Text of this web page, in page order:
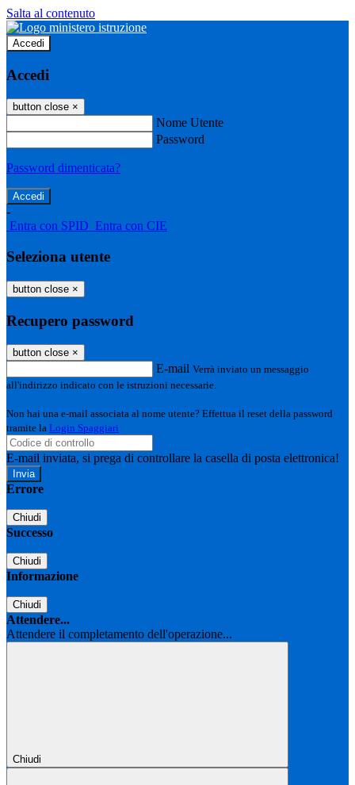
Salta al contenuto
Accedi
Accedi
button close ×
Nome Utente
Password
Password dimenticata?
-
Entra con SPID Entra con CIE
Seleziona utente
button close ×
Recupero password
button close ×
E-mail Verrà inviato un messaggio
all'indirizzo indicato con le istruzioni necessarie.
Non hai una e-mail associata al nome utente? Effettua il reset della password
tramite la Login Spaggiari
E-mail inviata, si prega di controllare la casella di posta elettronica!
Errore
Chiudi
Successo
Chiudi
Informazione
Chiudi
Attendere...
Attendere il completamento dell'operazione...
Chiudi